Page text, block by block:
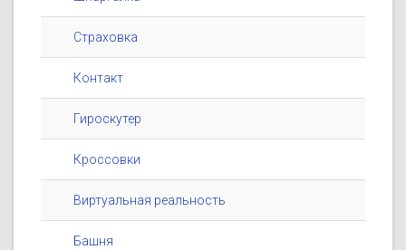
Страховка
Контакт
Гироскутер
Кроссовки
Виртуальная реальность
Башня